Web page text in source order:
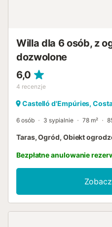
Willa dla 6 osób, z
dozwolone
6,0
4 recenzje
Castelló d'Empúries,
6 osób 3 sypialnie 78 m²
Taras, Ogród, Obiekt
Bezpłatne anulowanie